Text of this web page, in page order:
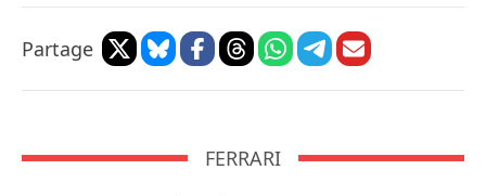
Partage
FERRARI